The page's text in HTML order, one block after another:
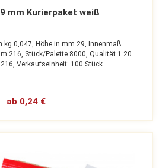
mm Kurierpaket weiß
kg 0,047, Höhe in mm 29, Innenmaß
216, Stück/Palette 8000, Qualität 1.20
Verkaufseinheit: 100 Stück
ab 0,24 €